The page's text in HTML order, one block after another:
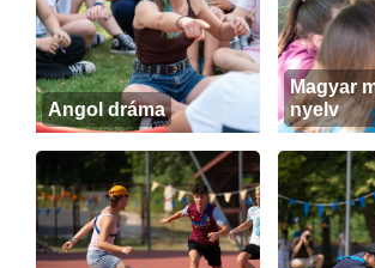
Angol dráma
Magyar
nyelv